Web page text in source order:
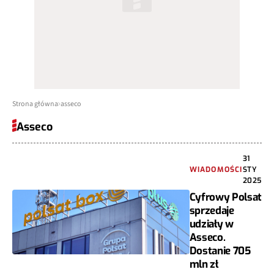
Strona główna asseco
Asseco
WIADOMOŚCI
31
STY
2025
Cyfrowy Polsat
sprzedaje
udziały w
Asseco.
Dostanie 705
mln zł